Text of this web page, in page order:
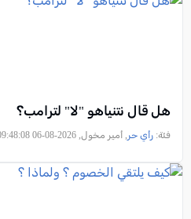
هل قال نتنياهو "لا" لترامب؟
فئة: رأي حر , أمير مخول, 2026-08-06 09:48:08